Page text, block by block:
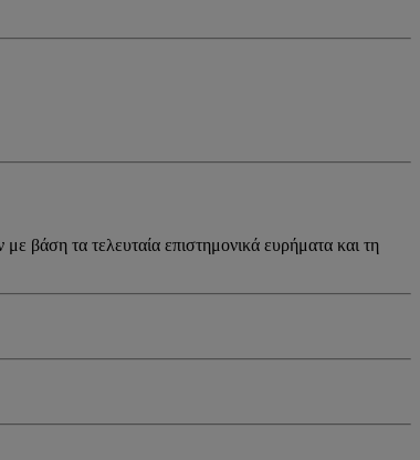
βάση τα τελευταία επιστημονικά ευρήματα και τη